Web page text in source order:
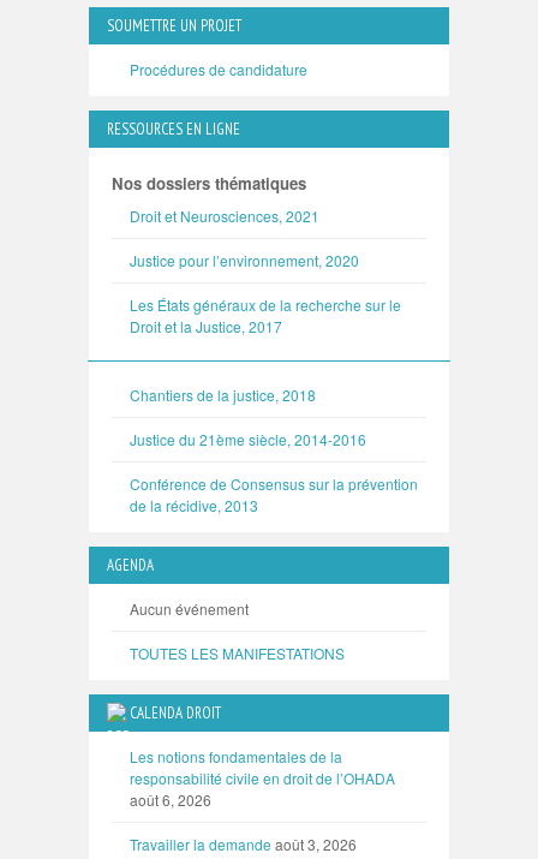
SOUMETTRE UN PROJET
Procédures de candidature
RESSOURCES EN LIGNE
Nos dossiers thématiques
Droit et Neurosciences, 2021
Justice pour l’environnement, 2020
Les États généraux de la recherche sur le
Droit et la Justice, 2017
Chantiers de la justice, 2018
Justice du 21ème siècle, 2014-2016
Conférence de Consensus sur la prévention
de la récidive, 2013
AGENDA
Aucun événement
TOUTES LES MANIFESTATIONS
CALENDA DROIT
Les notions fondamentales de la
responsabilité civile en droit de l’OHADA
août 6, 2026
Travailler la demande août 3, 2026